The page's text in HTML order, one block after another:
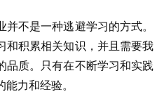
不是一种逃避学习的方式。
和积累相关知识，并且需要我
品质。只有在不断学习和实践
力和经验。